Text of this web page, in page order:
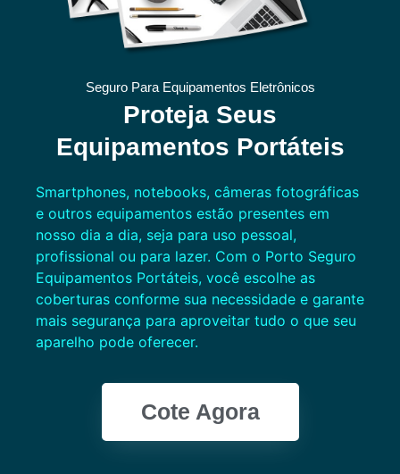
Seguro Para Equipamentos Eletrônicos
Proteja Seus
Equipamentos Portáteis
Smartphones, notebooks, câmeras fotográficas
e outros equipamentos estão presentes em
nosso dia a dia, seja para uso pessoal,
profissional ou para lazer. Com o Porto Seguro
Equipamentos Portáteis, você escolhe as
coberturas conforme sua necessidade e garante
mais segurança para aproveitar tudo o que seu
aparelho pode oferecer.
Cote Agora